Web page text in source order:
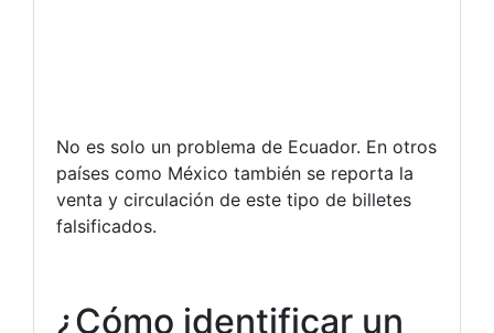
No es solo un problema de Ecuador. En otros
países como México también se reporta la
venta y circulación de este tipo de billetes
falsificados.
¿Cómo identificar un